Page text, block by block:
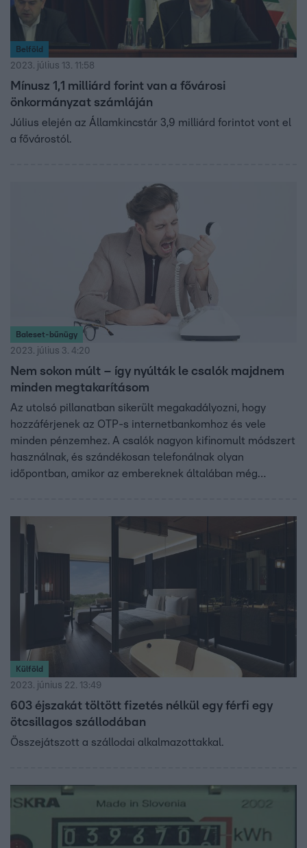
Belföld
2023. július 13. 11:58
Mínusz 1,1 milliárd forint van a fővárosi
önkormányzat számláján
Július elején az Államkincstár 3,9 milliárd forintot vont el
a fővárostól.
Baleset-bűnügy
2023. július 3. 4:20
Nem sokon múlt – így nyúlták le csalók majdnem
minden megtakarításom
Az utolsó pillanatban sikerült megakadályozni, hogy
hozzáférjenek az OTP-s internetbankomhoz és vele
minden pénzemhez. A csalók nagyon kifinomult módszert
használnak, és szándékosan telefonálnak olyan
időpontban, amikor az embereknek általában még
érzett pánik egy időre zárójelbe tette ezeket. Van néhány
egyszerű szabály, amivel elkerülhetjük, hogy áldozattá
váljunk, de nagyon résen kell lenni.
Külföld
2023. június 22. 13:49
603 éjszakát töltött fizetés nélkül egy férfi egy
ötcsillagos szállodában
Összejátszott a szállodai alkalmazottakkal.